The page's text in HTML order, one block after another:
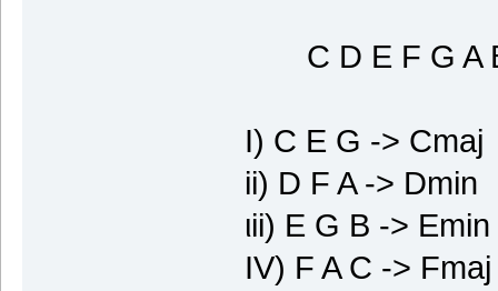
C D E F G A B
I) C E G -> Cmaj
ii) D F A -> Dmin
ιii) E G B -> Emin
IV) F A C -> Fmaj